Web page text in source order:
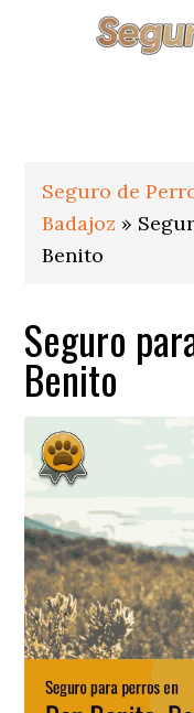
Seguro de
Badajoz »
Benito
Seguro
Benito